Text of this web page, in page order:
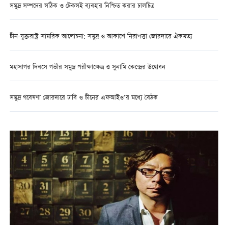
সমুদ্র সম্পদের সঠিক ও টেকসই ব্যবহার নিশ্চিত করার চালচিত্র
চীন-যুক্তরাষ্ট্র সামরিক আলোচনা: সমুদ্র ও আকাশে নিরাপত্তা জোরদারে ঐকমত্য
মহাসাগর দিবসে গভীর সমুদ্র পরীক্ষাক্ষেত্র ও সুনামি কেন্দ্রের উদ্বোধন
সমুদ্র গবেষণা জোরদারে ঢাবি ও চীনের এফআইও’র মধ্যে বৈঠক